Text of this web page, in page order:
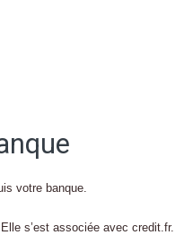
votre banque.
s’est associée avec credit.fr.